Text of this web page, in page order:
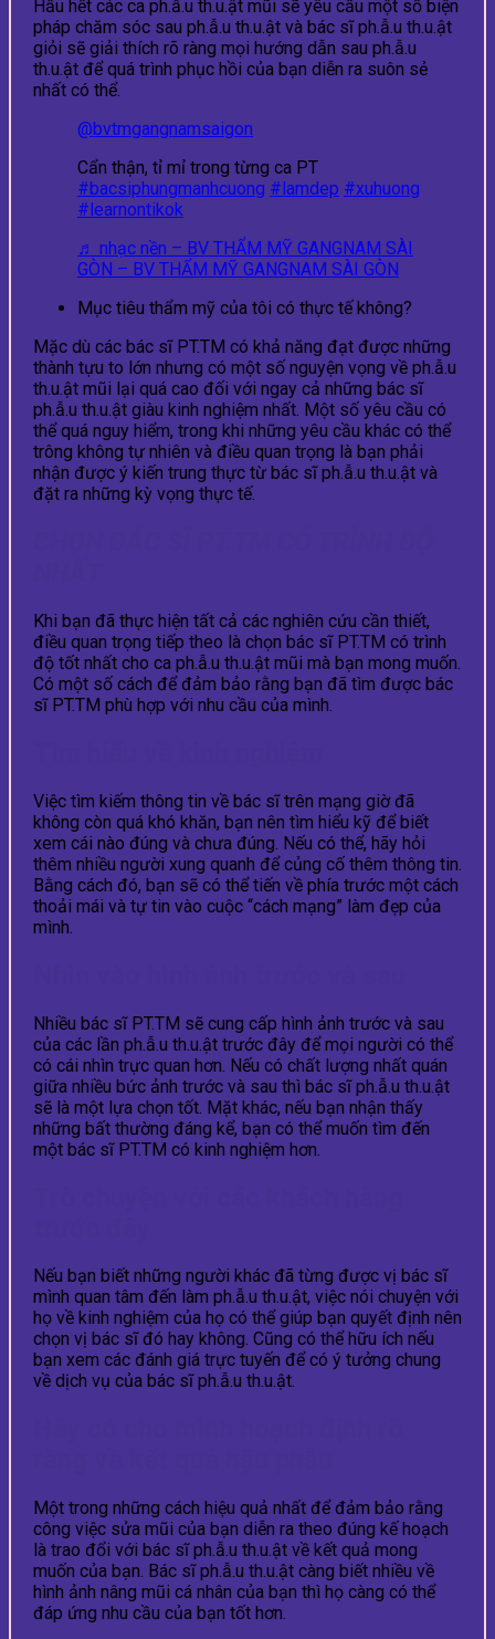
Hầu hết các ca ph.ẫ.u th.u.ật mũi sẽ yêu cầu một số biện
pháp chăm sóc sau ph.ẫ.u th.u.ật và bác sĩ ph.ẫ.u th.u.ật
giỏi sẽ giải thích rõ ràng mọi hướng dẫn sau ph.ẫ.u
th.u.ật để quá trình phục hồi của bạn diễn ra suôn sẻ
nhất có thể.
@bvtmgangnamsaigon
Cẩn thận, tỉ mỉ trong từng ca PT
#bacsiphungmanhcuong #lamdep #xuhuong
#learnontikok
♬ nhạc nền – BV THẨM MỸ GANGNAM SÀI
GÒN – BV THẨM MỸ GANGNAM SÀI GÒN
Mục tiêu thẩm mỹ của tôi có thực tế không?
Mặc dù các bác sĩ PT.TM có khả năng đạt được những
thành tựu to lớn nhưng có một số nguyện vọng về ph.ẫ.u
th.u.ật mũi lại quá cao đối với ngay cả những bác sĩ
ph.ẫ.u th.u.ật giàu kinh nghiệm nhất. Một số yêu cầu có
thể quá nguy hiểm, trong khi những yêu cầu khác có thể
trông không tự nhiên và điều quan trọng là bạn phải
nhận được ý kiến ​​trung thực từ bác sĩ ph.ẫ.u th.u.ật và
đặt ra những kỳ vọng thực tế.
Khi bạn đã thực hiện tất cả các nghiên cứu cần thiết,
điều quan trọng tiếp theo là chọn bác sĩ PT.TM có trình
độ tốt nhất cho ca ph.ẫ.u th.u.ật mũi mà bạn mong muốn.
Có một số cách để đảm bảo rằng bạn đã tìm được bác
sĩ PT.TM phù hợp với nhu cầu của mình.
Việc tìm kiếm thông tin về bác sĩ trên mạng giờ đã
không còn quá khó khăn, bạn nên tìm hiểu kỹ để biết
xem cái nào đúng và chưa đúng. Nếu có thể, hãy hỏi
thêm nhiều người xung quanh để củng cố thêm thông tin.
Bằng cách đó, bạn sẽ có thể tiến về phía trước một cách
thoải mái và tự tin vào cuộc “cách mạng” làm đẹp của
mình.
Nhiều bác sĩ PT.TM sẽ cung cấp hình ảnh trước và sau
của các lần ph.ẫ.u th.u.ật trước đây để mọi người có thể
có cái nhìn trực quan hơn. Nếu có chất lượng nhất quán
giữa nhiều bức ảnh trước và sau thì bác sĩ ph.ẫ.u th.u.ật
sẽ là một lựa chọn tốt. Mặt khác, nếu bạn nhận thấy
những bất thường đáng kể, bạn có thể muốn tìm đến
một bác sĩ PT.TM có kinh nghiệm hơn.
Nếu bạn biết những người khác đã từng được vị bác sĩ
mình quan tâm đến làm ph.ẫ.u th.u.ật, việc nói chuyện với
họ về kinh nghiệm của họ có thể giúp bạn quyết định nên
chọn vị bác sĩ đó hay không. Cũng có thể hữu ích nếu
bạn xem các đánh giá trực tuyến để có ý tưởng chung
về dịch vụ của bác sĩ ph.ẫ.u th.u.ật.
Một trong những cách hiệu quả nhất để đảm bảo rằng
công việc sửa mũi của bạn diễn ra theo đúng kế hoạch
là trao đổi với bác sĩ ph.ẫ.u th.u.ật về kết quả mong
muốn của bạn. Bác sĩ ph.ẫ.u th.u.ật càng biết nhiều về
hình ảnh nâng mũi cá nhân của bạn thì họ càng có thể
đáp ứng nhu cầu của bạn tốt hơn.